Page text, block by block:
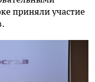
приняли участие